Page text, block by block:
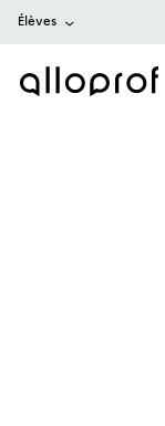
Élèves